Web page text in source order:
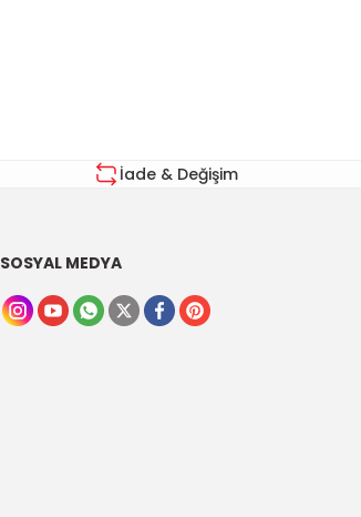
İade & Değişim
SOSYAL MEDYA